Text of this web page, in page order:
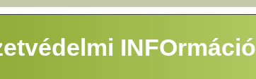
INFOrmáció